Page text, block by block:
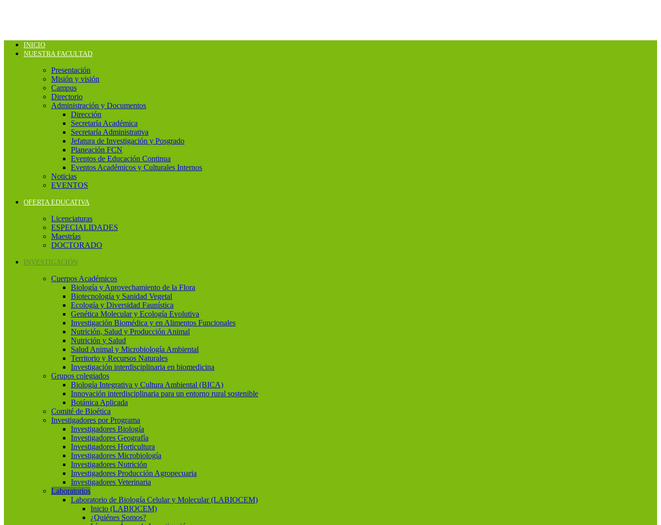
INICIO
NUESTRA FACULTAD
Presentación
Misión y visión
Campus
Directorio
Administración y Documentos
Dirección
Secretaría Académica
Secretaría Administrativa
Jefatura de Investigación y Posgrado
Planeación FCN
Eventos de Educación Continua
Eventos Académicos y Culturales Internos
Noticias
EVENTOS
OFERTA EDUCATIVA
Licenciaturas
ESPECIALIDADES
Maestrías
DOCTORADO
INVESTIGACIÓN
Cuerpos Académicos
Biología y Aprovechamiento de la Flora
Biotecnología y Sanidad Vegetal
Ecología y Diversidad Faunística
Genética Molecular y Ecología Evolutiva
Investigación Biomédica y en Alimentos Funcionales
Nutrición, Salud y Producción Animal
Nutrición y Salud
Salud Animal y Microbiología Ambiental
Territorio y Recursos Naturales
Investigación interdisciplinaria en biomedicina
Grupos colegiados
Biología Integrativa y Cultura Ambiental (BICA)
Innovación interdisciplinaria para un entorno rural sostenible
Botánica Aplicada
Comité de Bioética
Investigadores por Programa
Investigadores Biología
Investigadores Geografía
Investigadores Horticultura
Investigadores Microbiología
Investigadores Nutrición
Investigadores Producción Agropecuaria
Investigadores Veterinaria
Laboratorios
Laboratorio de Biología Celular y Molecular (LABIOCEM)
Inicio (LABIOCEM)
¿Quiénes Somos?